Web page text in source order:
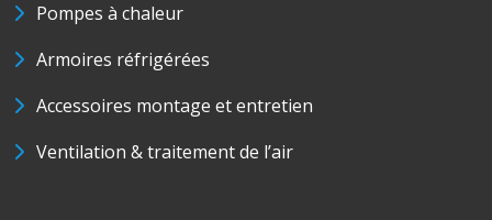
Pompes à chaleur
Armoires réfrigérées
Accessoires montage et entretien
Ventilation & traitement de l’air